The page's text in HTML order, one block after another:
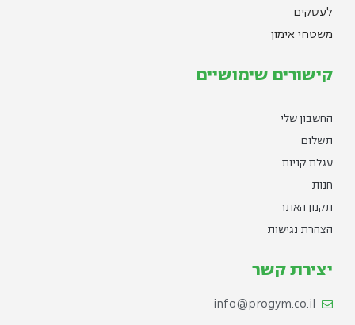
לעסקים
משטחי אימון
קישורים שימושיים
החשבון שלי
תשלום
עגלת קניות
חנות
תקנון האתר
הצהרת נגישות
יצירת קשר
info@progym.co.il